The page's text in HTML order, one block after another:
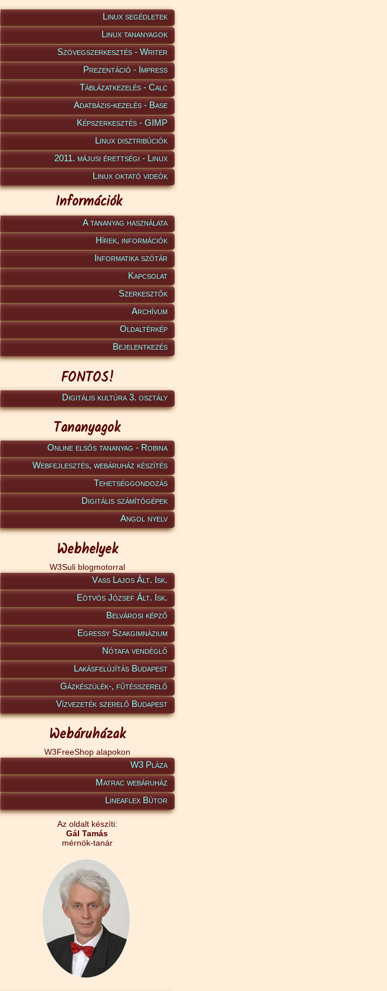
Linux segédletek
Linux tananyagok
Szövegszerkesztés - Writer
Prezentáció - Impress
Táblázatkezelés - Calc
Adatbázis-kezelés - Base
Képszerkesztés - GIMP
Linux disztribúciók
2011. májusi érettségi - Linux
Linux oktató videók
Információk
A tananyag használata
Hírek, információk
Informatika szótár
Kapcsolat
Szerkesztők
Archívum
Oldaltérkép
Bejelentkezés
FONTOS!
Digitális kultúra 3. osztály
Tananyagok
Online elsős tananyag - Robina
Webfejlesztés, webáruház készítés
Tehetséggondozás
Digitális számítógépek
Angol nyelv
Webhelyek
W3Suli blogmotorral
Vass Lajos Ált. Isk.
Eötvös József Ált. Isk.
Belvárosi képző
Egressy Szakgimnázium
Nótafa vendéglő
Lakásfelújítás Budapest
Gázkészülék-, fűtésszerelő
Vízvezeték szerelő Budapest
Webáruházak
W3FreeShop alapokon
W3 Pláza
Matrac webáruház
Lineaflex Bútor
Az oldalt készíti:
Gál Tamás
mérnök-tanár